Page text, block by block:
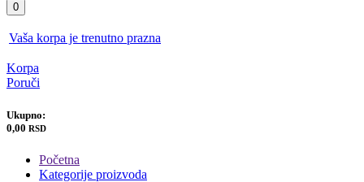
0
Vaša korpa je trenutno prazna
Korpa
Poruči
Ukupno:
0,00 RSD
Početna
Kategorije proizvoda